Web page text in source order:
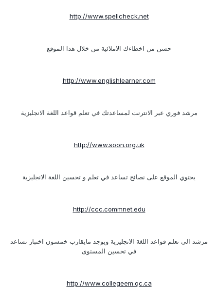
http://www.spellcheck.net
حسن من اخطاءك الاملائية من خلال هذا الموقع
http://www.englishlearner.com
مرشد فوري عبر الانترنت لمساعدتك في تعلم قواعد اللغة الانجليزية
http://www.soon.org.uk
يحتوي الموقع على نصائح تساعد في تعلم و تحسين اللغة الانجليزية
http://ccc.commnet.edu
مرشد الى تعلم قواعد اللغة الانجليزية ويوجد مايقارب خمسون اختبار تساعد
في تحسين المستوى
http://www.collegeem.qc.ca